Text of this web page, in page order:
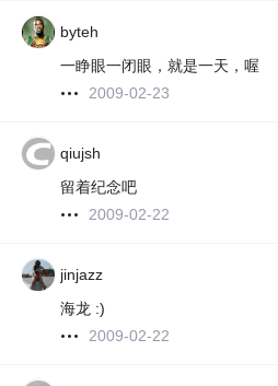
byteh
一睁眼一闭眼，就是一天，喔
2009-02-23
qiujsh
留着纪念吧
2009-02-22
jinjazz
海龙 :)
2009-02-22